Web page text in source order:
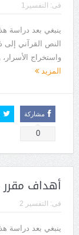
فى: التفسير1
ينبغي بعد دراسة
النص القرآني
واستخراج الأسرار،
المزيد
مشاركة
0
أهداف مقرر
فى: التفسير 2
ينبغي بعد دراسة